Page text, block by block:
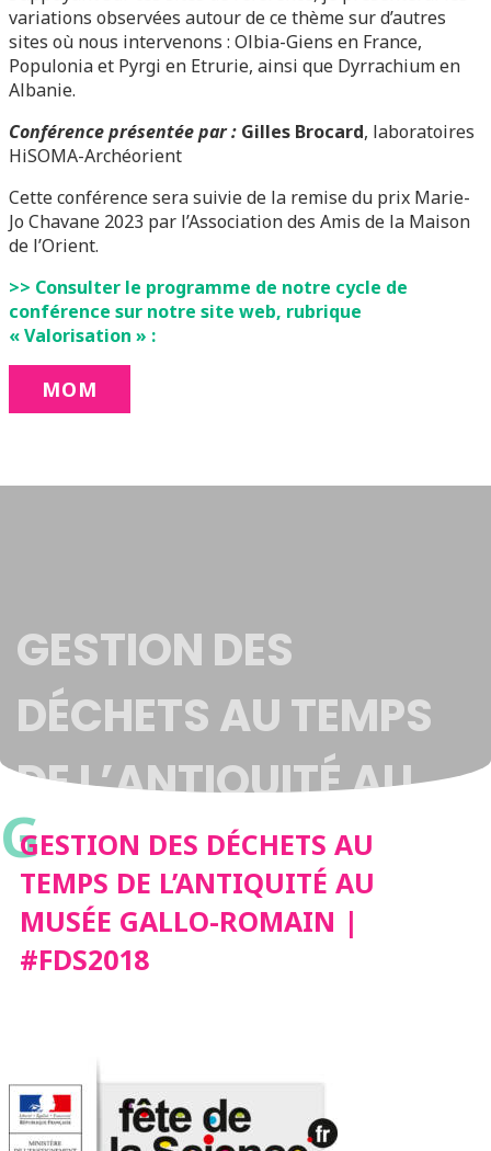
variations observées autour de ce thème sur d’autres
sites où nous intervenons : Olbia-Giens en France,
Populonia et Pyrgi en Etrurie, ainsi que Dyrrachium en
Albanie.
Conférence présentée par : Gilles Brocard, laboratoires
HiSOMA-Archéorient
Cette conférence sera suivie de la remise du prix Marie-
Jo Chavane 2023 par l’Association des Amis de la Maison
de l’Orient.
>> Consulter le programme de notre cycle de
conférence sur notre site web, rubrique
« Valorisation » :
MOM
GESTION DES
DÉCHETS AU TEMPS
DE L’ANTIQUITÉ AU
MUSÉE GALLO-
ROMAIN | #FDS2018
GGESTION DES DÉCHETS AU
TEMPS DE L’ANTIQUITÉ AU
MUSÉE GALLO-ROMAIN |
#FDS2018